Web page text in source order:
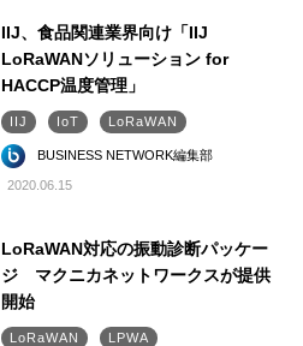
IIJ、食品関連業界向け「IIJ
LoRaWANソリューション for
HACCP温度管理」
IIJ IoT LoRaWAN
BUSINESS NETWORK編集部
2020.06.15
LoRaWAN対応の振動診断パッケー
ジ マクニカネットワークスが提供
開始
LoRaWAN LPWA